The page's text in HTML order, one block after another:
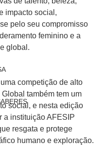
impacto social,
pelo seu compromisso
feminino e a
global.
competição de alto
também tem um
social, e nesta edição
a instituição AFESIP
resgata e protege
humano e exploração.